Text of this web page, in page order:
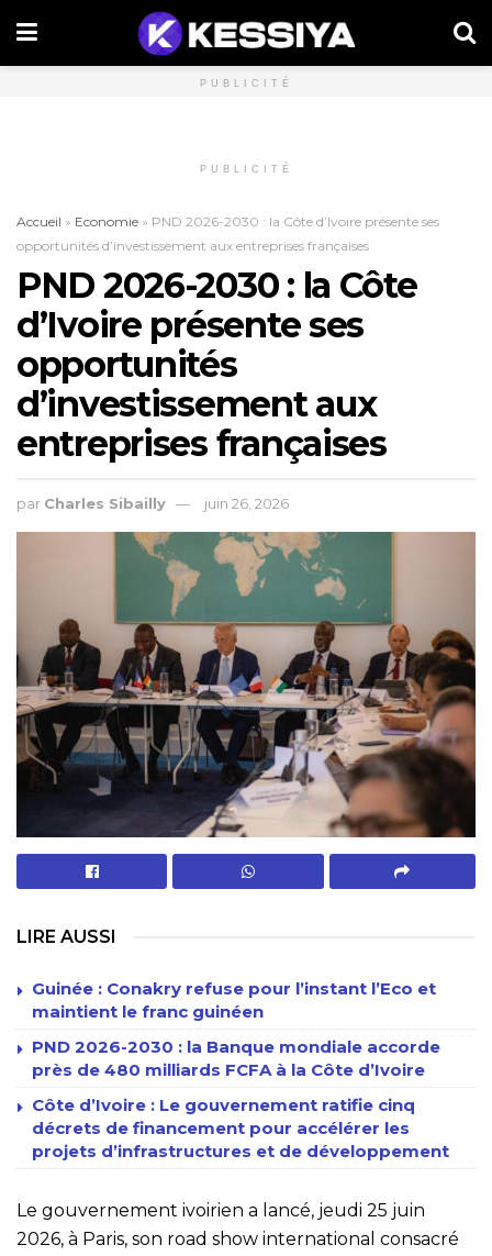
PUBLICITÉ
PUBLICITÉ
Accueil » Economie » PND 2026-2030 : la Côte d’Ivoire présente ses
opportunités d’investissement aux entreprises françaises
PND 2026-2030 : la Côte
d’Ivoire présente ses
opportunités
d’investissement aux
entreprises françaises
par Charles Sibailly juin 26, 2026
LIRE AUSSI
Guinée : Conakry refuse pour l’instant l’Eco et
maintient le franc guinéen
PND 2026-2030 : la Banque mondiale accorde
près de 480 milliards FCFA à la Côte d’Ivoire
Côte d’Ivoire : Le gouvernement ratifie cinq
décrets de financement pour accélérer les
projets d’infrastructures et de développement
Le gouvernement ivoirien a lancé, jeudi 25 juin
2026, à Paris, son road show international consacré